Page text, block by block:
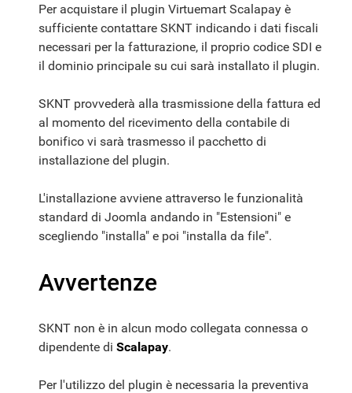
Per acquistare il plugin Virtuemart Scalapay è
sufficiente contattare SKNT indicando i dati fiscali
necessari per la fatturazione, il proprio codice SDI e
il dominio principale su cui sarà installato il plugin.
SKNT provvederà alla trasmissione della fattura ed
al momento del ricevimento della contabile di
bonifico vi sarà trasmesso il pacchetto di
installazione del plugin.
L'installazione avviene attraverso le funzionalità
standard di Joomla andando in "Estensioni" e
scegliendo "installa" e poi "installa da file".
Avvertenze
SKNT non è in alcun modo collegata connessa o
dipendente di Scalapay.
Per l'utilizzo del plugin è necessaria la preventiva